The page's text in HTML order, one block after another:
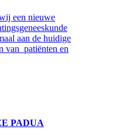
een nieuwe
aan de huidige
van patiënten en
PADUA